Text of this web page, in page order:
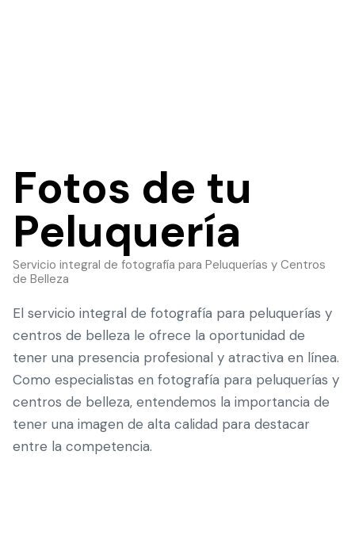
Fotos de tu
Peluquería
Servicio integral de fotografía para Peluquerías y Centros
de Belleza
El servicio integral de fotografía para peluquerías y
centros de belleza le ofrece la oportunidad de
tener una presencia profesional y atractiva en línea.
Como especialistas en fotografía para peluquerías y
centros de belleza, entendemos la importancia de
tener una imagen de alta calidad para destacar
entre la competencia.